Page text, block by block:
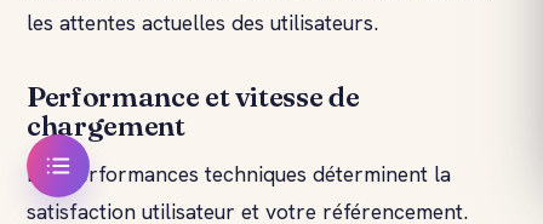
les attentes actuelles des utilisateurs.
Performance et vitesse de
chargement
Les performances techniques déterminent la
satisfaction utilisateur et votre référencement.